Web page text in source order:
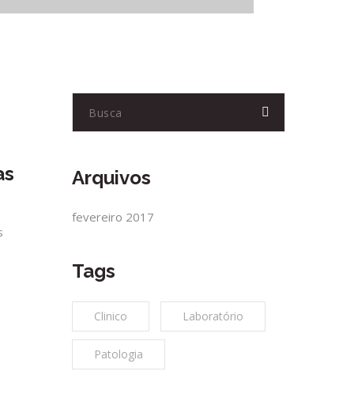
Arquivos
fevereiro 2017
Tags
Clinico Laboratório
Patologia